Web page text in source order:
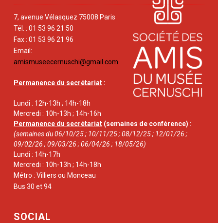
7, avenue Vélasquez 75008 Paris
Tél. : 01 53 96 21 50
Fax : 01 53 96 21 96
Email:
amismuseecernuschi@gmail.com
Permanence du secrétariat :
Lundi : 12h-13h ; 14h-18h
Mercredi : 10h-13h ; 14h-16h
Permanence du secrétariat (semaines de conférence) :
(semaines du 06/10/25 ; 10/11/25 ; 08/12/25 ; 12/01/26 ;
09/02/26 ; 09/03/26 ; 06/04/26 ; 18/05/26)
Lundi : 14h-17h
Mercredi : 10h-13h ; 14h-18h
Métro : Villiers ou Monceau
Bus 30 et 94
SOCIAL